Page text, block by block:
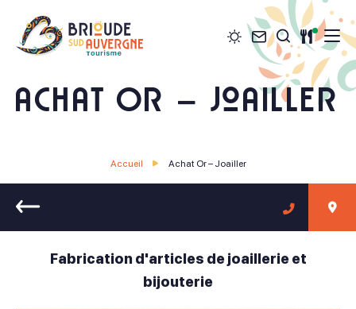
MétéoContact
Je
Achat Or – Joailler
Accueil Achat Or – Joailler
Retour
Fabrication d'articles de joaillerie et
bijouterie